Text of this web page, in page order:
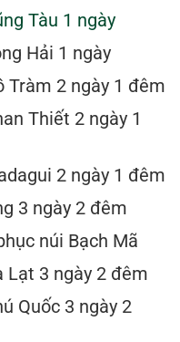
Tàu 1 ngày
Hải 1 ngày
Tràm 2 ngày 1 đêm
Thiết 2 ngày 1
2 ngày 1 đêm
3 ngày 2 đêm
núi Bạch Mã
3 ngày 2 đêm
Quốc 3 ngày 2